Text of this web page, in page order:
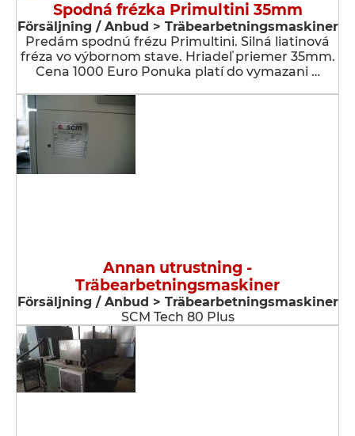
Spodná frézka Primultini 35mm
Försäljning / Anbud > Träbearbetningsmaskiner
Predám spodnú frézu Primultini. Silná liatinová
fréza vo výbornom stave. Hriadeľ priemer 35mm.
Cena 1000 Euro Ponuka platí do vymazani …
Annan utrustning -
Träbearbetningsmaskiner
Försäljning / Anbud > Träbearbetningsmaskiner
SCM Tech 80 Plus